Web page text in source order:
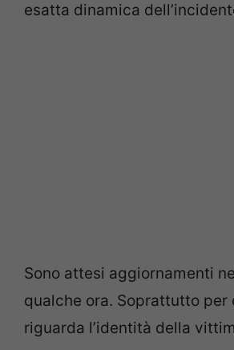
esatta dinamica
Sono attesi aggiornamenti
qualche ora. Soprattutto per
riguarda l’identità della